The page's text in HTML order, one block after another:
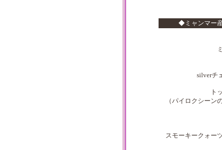
◆ミャンマー
silverチ
ト
（パイロクシー
スモーキークォー